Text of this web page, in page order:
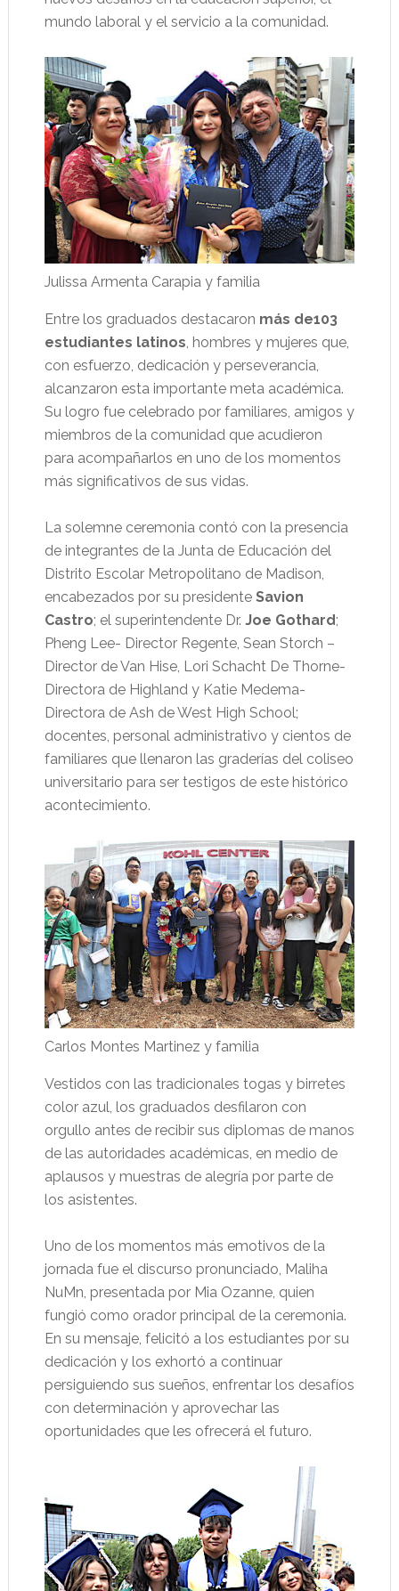
mundo laboral y el servicio a la comunidad.
Julissa Armenta Carapia y familia
Entre los graduados destacaron más de103
estudiantes latinos , hombres y mujeres que,
con esfuerzo, dedicación y perseverancia,
alcanzaron esta importante meta académica.
Su logro fue celebrado por familiares, amigos y
miembros de la comunidad que acudieron
para acompañarlos en uno de los momentos
más significativos de sus vidas.
La solemne ceremonia contó con la presencia
de integrantes de la Junta de Educación del
Distrito Escolar Metropolitano de Madison,
encabezados por su presidente Savion
Castro; el superintendente Dr. Joe Gothard;
Pheng Lee- Director Regente, Sean Storch –
Director de Van Hise, Lori Schacht De Thorne-
Directora de Highland y Katie Medema-
Directora de Ash de West High School;
docentes, personal administrativo y cientos de
familiares que llenaron las graderías del coliseo
universitario para ser testigos de este histórico
acontecimiento.
Carlos Montes Martinez y familia
Vestidos con las tradicionales togas y birretes
color azul, los graduados desfilaron con
orgullo antes de recibir sus diplomas de manos
de las autoridades académicas, en medio de
aplausos y muestras de alegría por parte de
los asistentes.
Uno de los momentos más emotivos de la
jornada fue el discurso pronunciado, Maliha
NuMn, presentada por Mia Ozanne, quien
fungió como orador principal de la ceremonia.
En su mensaje, felicitó a los estudiantes por su
dedicación y los exhortó a continuar
persiguiendo sus sueños, enfrentar los desafíos
con determinación y aprovechar las
oportunidades que les ofrecerá el futuro.